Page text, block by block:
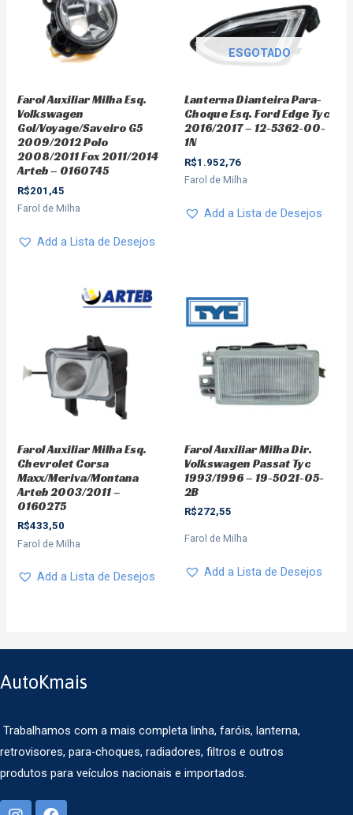
Farol Auxiliar Milha Esq.
Volkswagen
Gol/Voyage/Saveiro G5
2009/2012 Polo
2008/2011 Fox 2011/2014
Arteb – 0160745
R$201,45
Farol de Milha
Add a Lista de Desejos
ESGOTADO
Lanterna Dianteira Para-
Choque Esq. Ford Edge Tyc
2016/2017 – 12-5362-00-
1N
R$1.952,76
Farol de Milha
Add a Lista de Desejos
Farol Auxiliar Milha Esq.
Chevrolet Corsa
Maxx/Meriva/Montana
Arteb 2003/2011 –
0160275
R$433,50
Farol de Milha
Add a Lista de Desejos
Farol Auxiliar Milha Dir.
Volkswagen Passat Tyc
1993/1996 – 19-5021-05-
2B
R$272,55
Farol de Milha
Add a Lista de Desejos
AutoKmais
Trabalhamos com a mais completa linha, faróis, lanterna,
retrovisores, para-choques, radiadores, filtros e outros
produtos para veículos nacionais e importados.